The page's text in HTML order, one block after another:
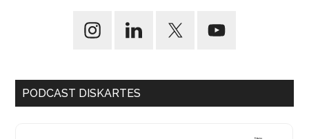
PODCAST DISKARTES